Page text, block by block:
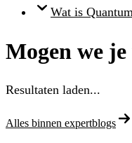
Wat is
Mogen we
Resultaten laden...
Alles binnen expertblogs